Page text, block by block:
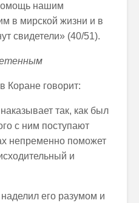
нашим
в мирской жизни и в
свидетели» (40/51).
Коране говорит:
так, как был
с ним поступают
непременно поможет
и
его разумом и